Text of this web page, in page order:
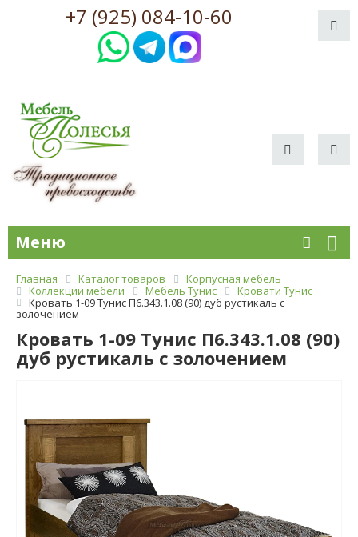
+7 (925) 084-10-60
Меню
Главная Каталог товаров
Корпусная мебель
Коллекции мебели
Мебель Тунис
Кровати Тунис
Кровать 1-09 Тунис П6.343.1.08 (90) дуб рустикаль с
золочением
Кровать 1-09 Тунис П6.343.1.08 (90)
дуб рустикаль с золочением